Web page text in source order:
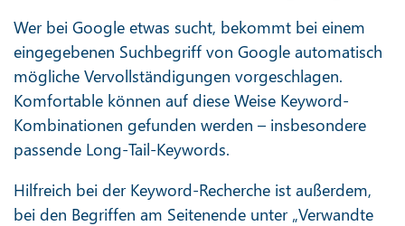
Wer bei Google etwas sucht, bekommt bei einem
eingegebenen Suchbegriff von Google automatisch
mögliche Vervollständigungen vorgeschlagen.
Komfortable können auf diese Weise Keyword-
Kombinationen gefunden werden – insbesondere
passende Long-Tail-Keywords.
Hilfreich bei der Keyword-Recherche ist außerdem,
bei den Begriffen am Seitenende unter „Verwandte